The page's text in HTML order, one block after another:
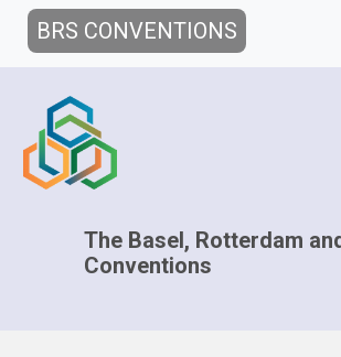
BRS CONVENTIONS
The Basel, Rotterdam
Conventions